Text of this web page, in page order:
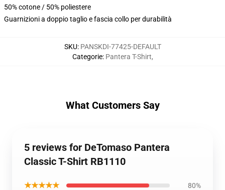
50% cotone / 50% poliestere
Guarnizioni a doppio taglio e fascia collo per durabilità
SKU: PANSKDI-77425-DEFAULT
Categorie: Pantera T-Shirt,
What Customers Say
5 reviews for DeTomaso Pantera
Classic T-Shirt RB1110
★★★★★ 80%